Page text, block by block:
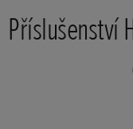
Příslušenství